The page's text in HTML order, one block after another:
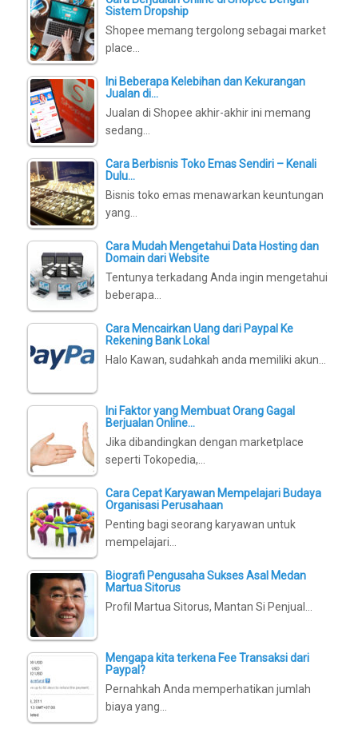
Sistem Dropship
Shopee memang tergolong sebagai market
place…
Ini Beberapa Kelebihan dan Kekurangan
Jualan di…
Jualan di Shopee akhir-akhir ini memang
sedang…
Cara Berbisnis Toko Emas Sendiri – Kenali
Dulu…
Bisnis toko emas menawarkan keuntungan
yang…
Cara Mudah Mengetahui Data Hosting dan
Domain dari Website
Tentunya terkadang Anda ingin mengetahui
beberapa…
Cara Mencairkan Uang dari Paypal Ke
Rekening Bank Lokal
Halo Kawan, sudahkah anda memiliki akun…
Ini Faktor yang Membuat Orang Gagal
Berjualan Online…
Jika dibandingkan dengan marketplace
seperti Tokopedia,…
Cara Cepat Karyawan Mempelajari Budaya
Organisasi Perusahaan
Penting bagi seorang karyawan untuk
mempelajari…
Biografi Pengusaha Sukses Asal Medan
Martua Sitorus
Profil Martua Sitorus, Mantan Si Penjual…
Mengapa kita terkena Fee Transaksi dari
Paypal?
Pernahkah Anda memperhatikan jumlah
biaya yang…